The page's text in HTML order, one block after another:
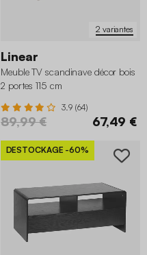
2 variantes
Linear
Meuble TV scandinave décor bois
2 portes 115 cm
3.9 (64)
89,99 € 67,49 €
DESTOCKAGE -60%